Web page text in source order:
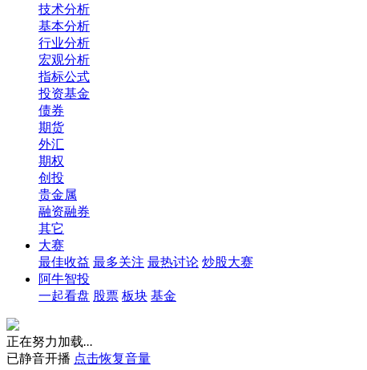
技术分析
基本分析
行业分析
宏观分析
指标公式
投资基金
债券
期货
外汇
期权
创投
贵金属
融资融券
其它
大赛
最佳收益 最多关注 最热讨论 炒股大赛
阿牛智投
一起看盘 股票 板块 基金
正在努力加载...
已静音开播 点击恢复音量